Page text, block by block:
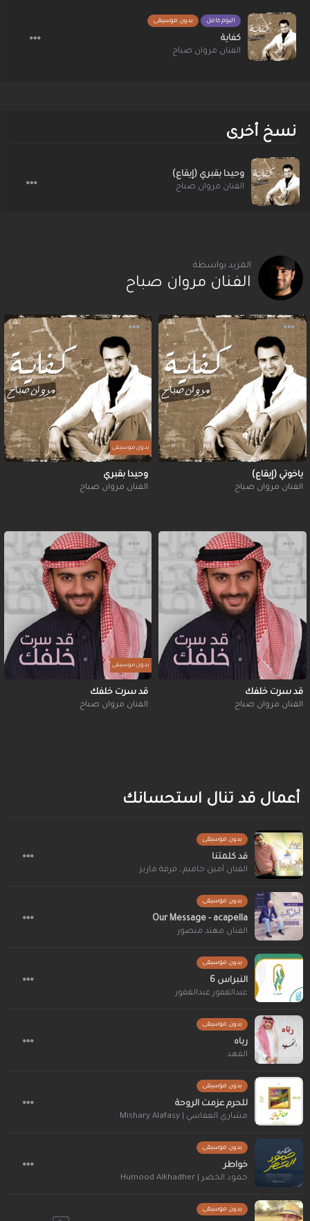
البوم كامل بدون موسيقى
كفاية
الفنان مروان صباح
نسخ أخرى
وحيدا بقبري (إيقاع)
الفنان مروان صباح
المزيد بواسطة
الفنان مروان صباح
ياخوتي (إيقاع)
الفنان مروان صباح
بدون موسيقى
وحيدا بقبري
الفنان مروان صباح
قد سرت خلفك
الفنان مروان صباح
بدون موسيقى
قد سرت خلفك
الفنان مروان صباح
أعمال قد تنال استحسانك
بدون موسيقى
قد كلمتنا
الفنان أمين حاميم , فرقة ماريز
بدون موسيقى
Our Message - acapella
الفنان مهند منصور
بدون موسيقى
النبراس 6
عبدالغفور عبدالغفور
بدون موسيقى
رباه
الفهد
بدون موسيقى
للحرم عزمت الروحة
مشاري العفاسي | Mishary Alafasy
بدون موسيقى
خواطر
حمود الخضر | Humood Alkhadher
بدون موسيقى